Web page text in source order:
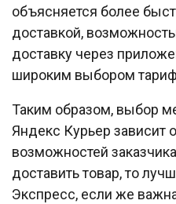
объясняется более
доставкой,
доставку через
широким выбором
Таким образом, выбор
Яндекс Курьер зависит
возможностей
доставить товар, то
Экспресс, если же